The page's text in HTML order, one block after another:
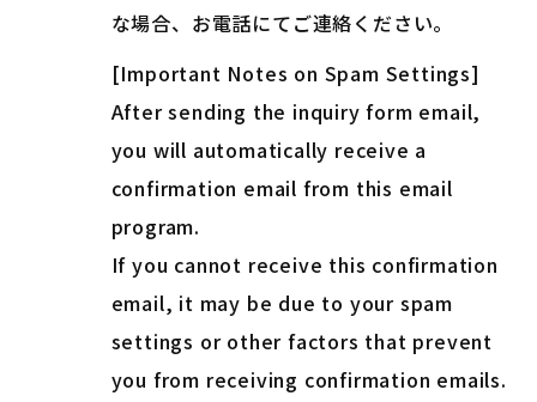
な場合、お電話にてご連絡ください。
[Important Notes on Spam Settings]
After sending the inquiry form email,
you will automatically receive a
confirmation email from this email
program.
If you cannot receive this confirmation
email, it may be due to your spam
settings or other factors that prevent
you from receiving confirmation emails.